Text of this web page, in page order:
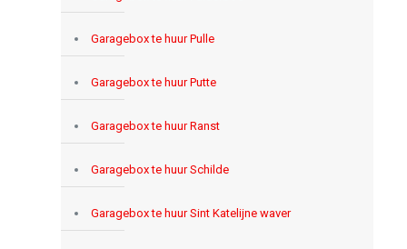
Garagebox te huur Pulle
Garagebox te huur Putte
Garagebox te huur Ranst
Garagebox te huur Schilde
Garagebox te huur Sint Katelijne waver